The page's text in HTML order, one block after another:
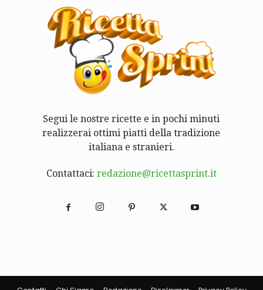
Segui le nostre ricette e in pochi minuti
realizzerai ottimi piatti della tradizione
italiana e stranieri.
Contattaci: redazione@ricettasprint.it